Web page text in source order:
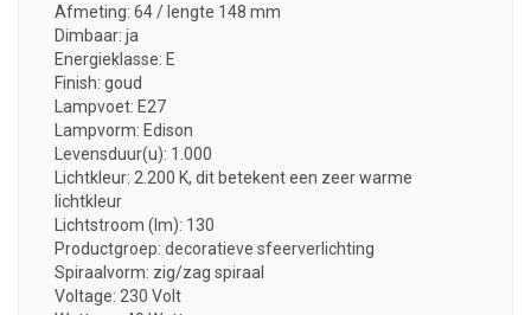
Afmeting: 64 / lengte 148 mm
Dimbaar: ja
Energieklasse: E
Finish: goud
Lampvoet: E27
Lampvorm: Edison
Levensduur(u): 1.000
Lichtkleur: 2.200 K, dit betekent een zeer warme
lichtkleur
Lichtstroom (lm): 130
Productgroep: decoratieve sfeerverlichting
Spiraalvorm: zig/zag spiraal
Voltage: 230 Volt